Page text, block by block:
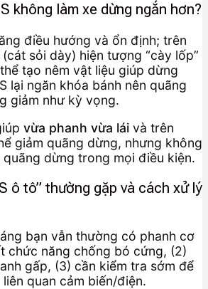
không làm xe dừng ngắn hơn?
điều hướng và ổn định; trên
sỏi dày) hiện tượng “cày lốp”
tạo nêm vật liệu giúp dừng
lại ngăn khóa bánh nên quãng
giảm như kỳ vọng.
vừa phanh vừa lái và trên
giảm quãng dừng, nhưng không
dừng trong mọi điều kiện.
ô tô” thường gặp và cách xử lý
bạn vẫn thường có phanh cơ
chức năng chống bó cứng, (2)
gấp, (3) cần kiểm tra sớm để
quan cảm biến/điện.